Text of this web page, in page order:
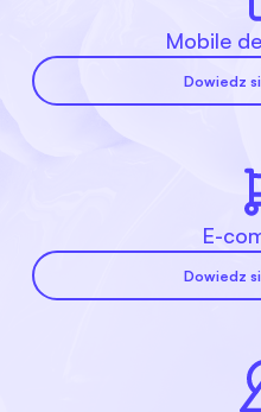
Mobile
Dowiedz
E-
Dowiedz